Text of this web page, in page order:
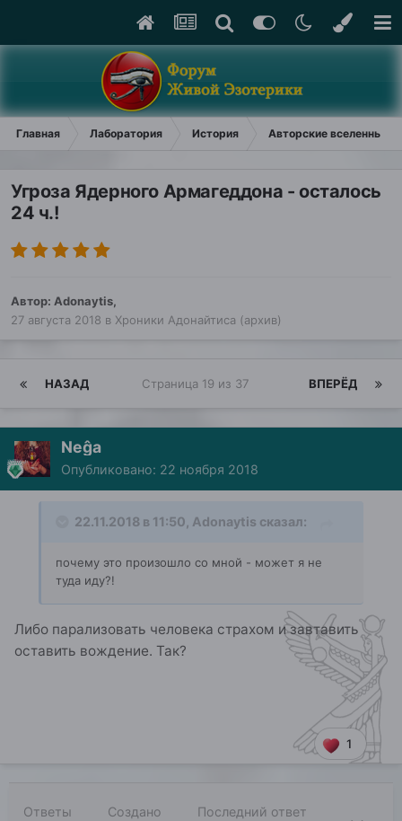
Главная Лаборатория История Авторские вселенные
Угроза Ядерного Армагеддона - осталось
24 ч.!
Автор: Adonaytis,
27 августа 2018 в Хроники Адонайтиса (архив)
НАЗАД ВПЕРЁД
Страница 19 из 37
Neĝa
Опубликовано: 22 ноября 2018
22.11.2018 в 11:50, Adonaytis сказал:
почему это произошло со мной - может я не
туда иду?!
Либо парализовать человека страхом и завтавить
оставить вождение. Так?
1
Ответы Создано Последний ответ